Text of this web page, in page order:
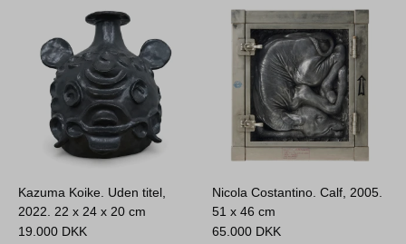
Kazuma Koike. Uden titel,
2022. 22 x 24 x 20 cm
19.000 DKK
Nicola Costantino. Calf, 2005.
51 x 46 cm
65.000 DKK